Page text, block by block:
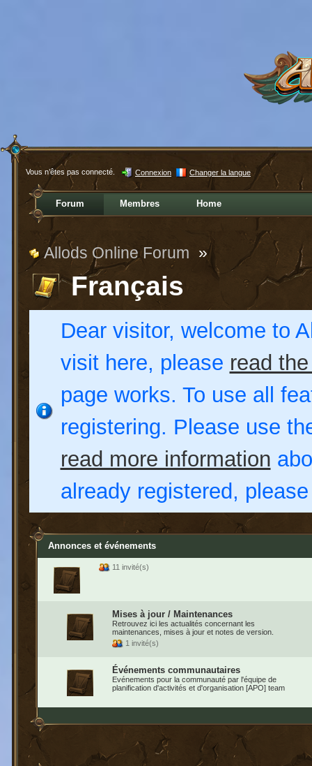
Vous n’êtes pas connecté. Connexion Changer la langue
Forum Membres Home
Allods Online Forum »
Français
Dear visitor, welcome to
visit here, please read
page works. To use all
registering. Please use
read more information
already registered,
Annonces et événements
11 invité(s)
Mises à jour / Maintenances
Retrouvez ici les actualités concernant les
maintenances, mises à jour et notes de version.
1 invité(s)
Événements communautaires
Evénements pour la communauté par l'équipe de
planification d'activités et d'organisation [APO] team